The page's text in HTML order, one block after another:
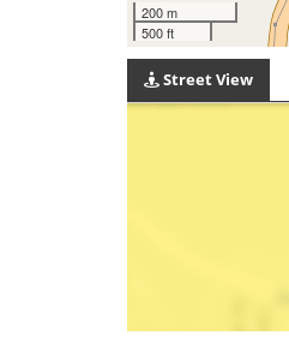
200 m
500 ft
Street View